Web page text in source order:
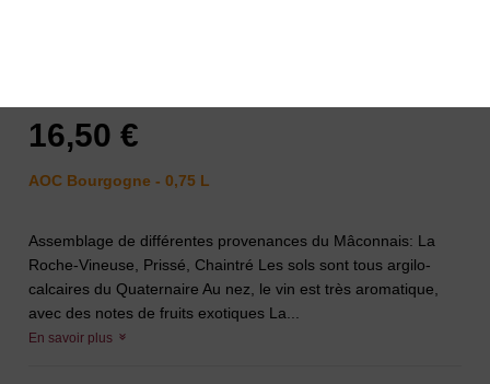
16,50 €
AOC Bourgogne - 0,75 L
Assemblage de différentes provenances du Mâconnais: La
Roche-Vineuse, Prissé, Chaintré Les sols sont tous argilo-
calcaires du Quaternaire Au nez, le vin est très aromatique,
avec des notes de fruits exotiques La...
En savoir plus